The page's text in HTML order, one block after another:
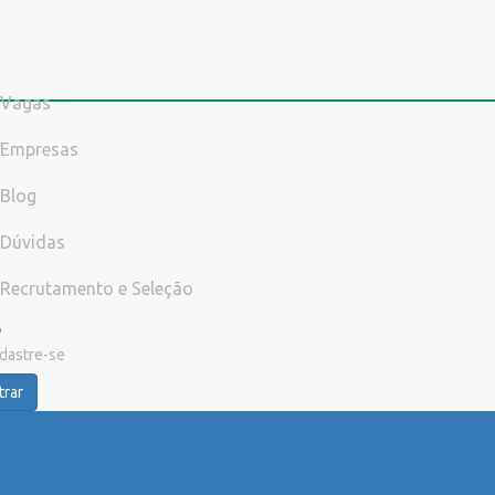
Vagas
Empresas
Blog
Dúvidas
Recrutamento e Seleção
se